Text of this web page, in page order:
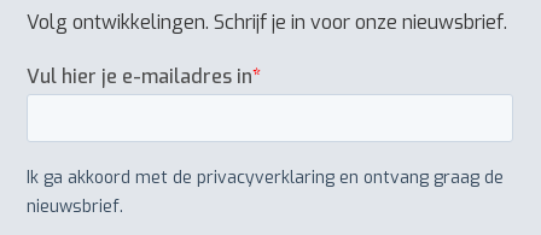
Volg ontwikkelingen. Schrijf je in voor onze nieuwsbrief.